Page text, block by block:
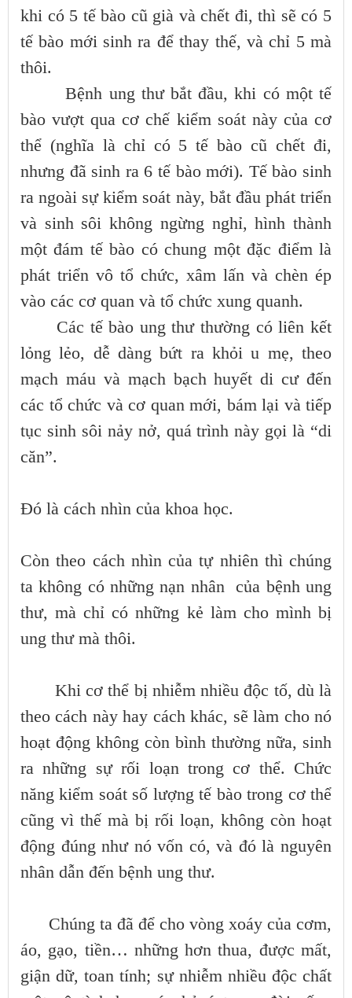
khi có 5 tế bào cũ già và chết đi, thì sẽ có 5
tế bào mới sinh ra để thay thế, và chỉ 5 mà
thôi.
Bệnh ung thư bắt đầu, khi có một tế
bào vượt qua cơ chế kiểm soát này của cơ
thể (nghĩa là chỉ có 5 tế bào cũ chết đi,
nhưng đã sinh ra 6 tế bào mới). Tế bào sinh
ra ngoài sự kiểm soát này, bắt đầu phát triển
và sinh sôi không ngừng nghỉ, hình thành
một đám tế bào có chung một đặc điểm là
phát triển vô tổ chức, xâm lấn và chèn ép
vào các cơ quan và tổ chức xung quanh.
Các tế bào ung thư thường có liên kết
lỏng lẻo, dễ dàng bứt ra khỏi u mẹ, theo
mạch máu và mạch bạch huyết di cư đến
các tổ chức và cơ quan mới, bám lại và tiếp
tục sinh sôi nảy nở, quá trình này gọi là “di
căn”.
Đó là cách nhìn của khoa học.
Còn theo cách nhìn của tự nhiên thì chúng
ta không có những nạn nhân của bệnh ung
thư, mà chỉ có những kẻ làm cho mình bị
ung thư mà thôi.
Khi cơ thể bị nhiễm nhiều độc tố, dù là
theo cách này hay cách khác, sẽ làm cho nó
hoạt động không còn bình thường nữa, sinh
ra những sự rối loạn trong cơ thể. Chức
năng kiểm soát số lượng tế bào trong cơ thể
cũng vì thế mà bị rối loạn, không còn hoạt
động đúng như nó vốn có, và đó là nguyên
nhân dẫn đến bệnh ung thư.
Chúng ta đã để cho vòng xoáy của cơm,
áo, gạo, tiền… những hơn thua, được mất,
giận dữ, toan tính; sự nhiễm nhiều độc chất